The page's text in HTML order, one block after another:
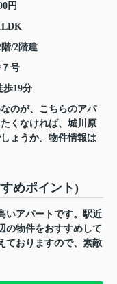
円
階/2階建
号
歩19分
のが、こちらのアパ
くなければ、城川原
ょうか。物件情報は
めポイント)
いアパートです。駅近
の物件をおすすめして
ておりますので、素敵